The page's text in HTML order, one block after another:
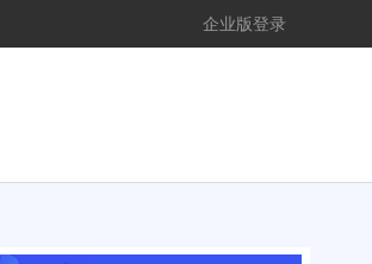
企业版登录